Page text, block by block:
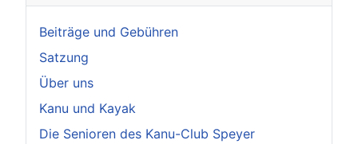
Beiträge und Gebühren
Satzung
Über uns
Kanu und Kayak
Die Senioren des Kanu-Club Speyer